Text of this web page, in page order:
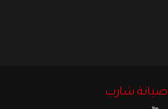
صيانة شارب